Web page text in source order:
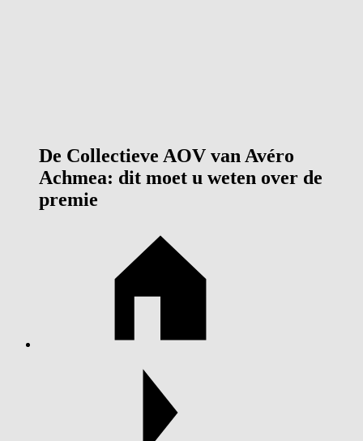
De Collectieve AOV van Avéro
Achmea: dit moet u weten over de
premie